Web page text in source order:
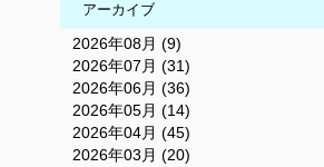
アーカイブ
2026年08月 (9)
2026年07月 (31)
2026年06月 (36)
2026年05月 (14)
2026年04月 (45)
2026年03月 (20)